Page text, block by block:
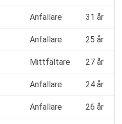
Anfallare 31 år
Anfallare 25 år
Mittfältare 27 år
Anfallare 24 år
Anfallare 26 år